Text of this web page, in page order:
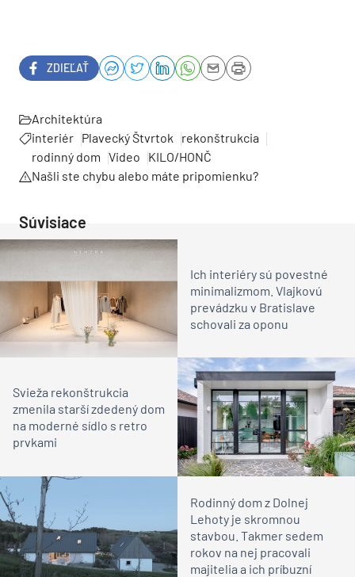
ZDIEĽAŤ
Architektúra
interiér Plavecký Štvrtok
rekonštrukcia
rodinný dom Video
KILO/HONČ
Našli ste chybu alebo máte pripomienku?
Súvisiace
Ich interiéry sú povestné
minimalizmom. Vlajkovú
prevádzku v Bratislave
schovali za oponu
Svieža rekonštrukcia
zmenila starší zdedený dom
na moderné sídlo s retro
prvkami
Rodinný dom z Dolnej
Lehoty je skromnou
stavbou. Takmer sedem
rokov na nej pracovali
majitelia a ich príbuzní